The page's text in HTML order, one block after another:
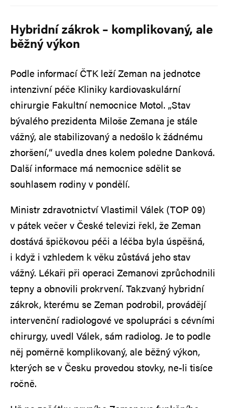
Hybridní zákrok – komplikovaný, ale
běžný výkon
Podle informací ČTK leží Zeman na jednotce
intenzivní péče Kliniky kardiovaskulární
chirurgie Fakultní nemocnice Motol. „Stav
bývalého prezidenta Miloše Zemana je stále
vážný, ale stabilizovaný a nedošlo k žádnému
zhoršení,“ uvedla dnes kolem poledne Danková.
Další informace má nemocnice sdělit se
souhlasem rodiny v pondělí.
Ministr zdravotnictví Vlastimil Válek (TOP 09)
v pátek večer v České televizi řekl, že Zeman
dostává špičkovou péči a léčba byla úspěšná,
i když i vzhledem k věku zůstává jeho stav
vážný. Lékaři při operaci Zemanovi zprůchodnili
tepny a obnovili prokrvení. Takzvaný hybridní
zákrok, kterému se Zeman podrobil, provádějí
intervenční radiologové ve spolupráci s cévními
chirurgy, uvedl Válek, sám radiolog. Je to podle
něj poměrně komplikovaný, ale běžný výkon,
kterých se v Česku provedou stovky, ne-li tisíce
ročně.